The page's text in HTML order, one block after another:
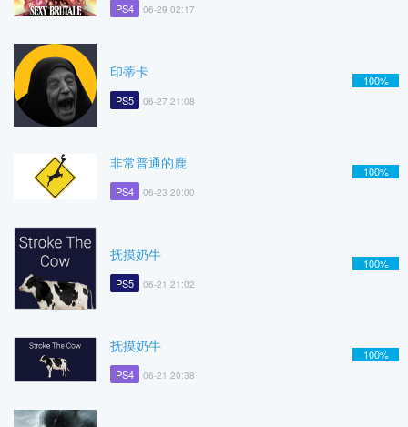
PS4 06-29 02:17
印蒂卡
PS5 06-27 21:08
100%
非常普通的鹿
PS4 06-23 20:00
100%
抚摸奶牛
PS5 06-21 21:02
100%
抚摸奶牛
PS4 06-21 20:38
100%